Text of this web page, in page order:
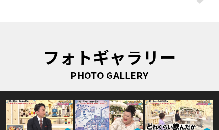
フォトギャラリー
PHOTO GALLERY